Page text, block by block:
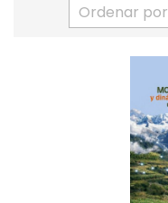
Ordenar por